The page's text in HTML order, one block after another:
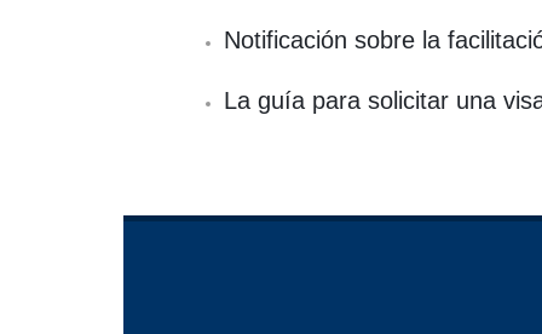
Notificación sobre la
La guía para solicitar una